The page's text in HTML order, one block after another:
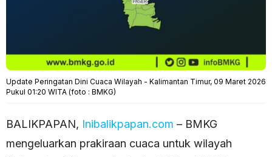
Update Peringatan Dini Cuaca Wilayah - Kalimantan Timur, 09 Maret 2026
Pukul 01:20 WITA (foto : BMKG)
BALIKPAPAN, Inibalikpapan.com – BMKG
mengeluarkan prakiraan cuaca untuk wilayah